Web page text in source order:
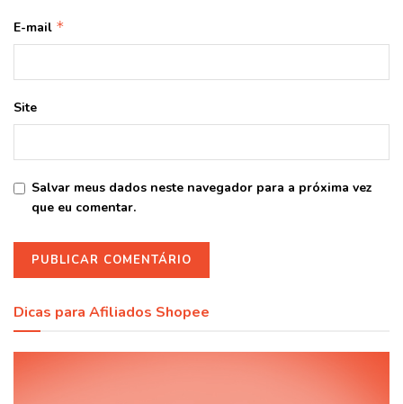
E-mail *
Site
Salvar meus dados neste navegador para a próxima vez
que eu comentar.
Dicas para Afiliados Shopee